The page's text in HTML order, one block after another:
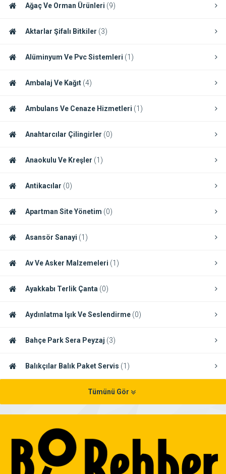
Ağaç Ve Orman Ürünleri (9)
Aktarlar Şifalı Bitkiler (3)
Alüminyum Ve Pvc Sistemleri (1)
Ambalaj Ve Kağıt (4)
Ambulans Ve Cenaze Hizmetleri (1)
Anahtarcılar Çilingirler (0)
Anaokulu Ve Kreşler (1)
Antikacılar (0)
Apartman Site Yönetim (0)
Asansör Sanayi (1)
Av Ve Asker Malzemeleri (1)
Ayakkabı Terlik Çanta (0)
Aydınlatma Işık Ve Seslendirme (0)
Bahçe Park Sera Peyzaj (3)
Balıkçılar Balık Paket Servis (1)
Tümünü Gör